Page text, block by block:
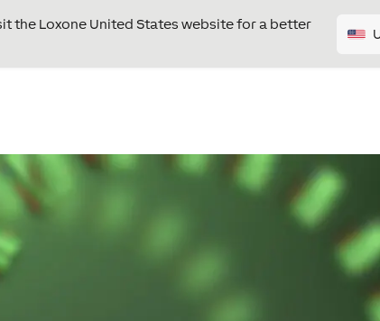
the Loxone United States website for a better